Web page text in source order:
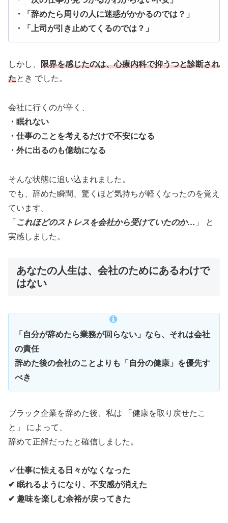
・「辞めたら周りの人に迷惑がかかるのでは？」
・「上司が引き止めてくるのでは？」
しかし、 限界を感じたのは、心療内科で抑うつと診断され
たとき でした。
会社に行くのが辛く、
・眠れない
・仕事のことを考えるだけで不安になる
・外に出るのも億劫になる
そんな状態に追い込まれました。
でも、辞めた瞬間、驚くほど気持ちが軽くなったのを覚え
ています。
「 これほどのストレスを会社から受けていたのか… 」 と
実感しました。
あなたの人生は、会社のためにあるわけで
はない
「自分が辞めたら業務が回らない」なら、それは会社
の責任
辞めた後の会社のことよりも「自分の健康」を優先す
べき
ブラック企業を辞めた後、私は 「健康を取り戻せたこ
と」 によって、
辞めて正解だったと確信しました。
✓仕事に怯える日々がなくなった
✔ 眠れるようになり、不安感が消えた
✔ 趣味を楽しむ余裕が戻ってきた